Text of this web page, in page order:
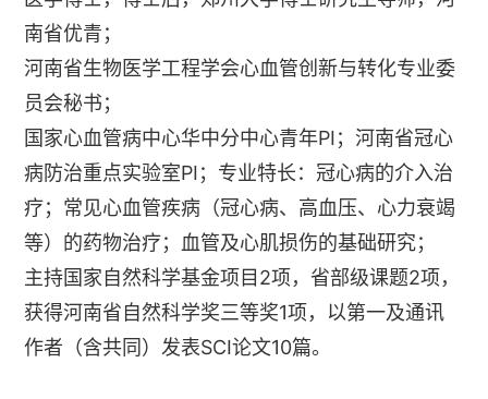
南省优青；
河南省生物医学工程学会心血管创新与转化专业委
员会秘书；
国家心血管病中心华中分中心青年PI；河南省冠心
病防治重点实验室PI；专业特长：冠心病的介入治
疗；常见心血管疾病（冠心病、高血压、心力衰竭
等）的药物治疗；血管及心肌损伤的基础研究；
主持国家自然科学基金项目2项，省部级课题2项，
获得河南省自然科学奖三等奖1项，以第一及通讯
作者（含共同）发表SCI论文10篇。